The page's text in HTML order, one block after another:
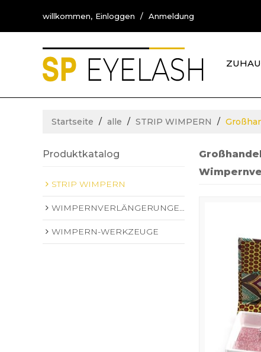
willkommen, Einloggen / Anmeldung
Startseite / alle / STRIP WIMPERN /
Produktkatalog
STRIP WIMPERN
WIMPERNVERLÄNGERUNGEN
WIMPERN-WERKZEUGE